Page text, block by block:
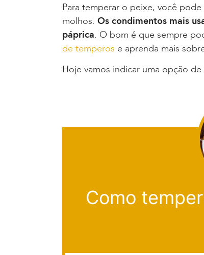
Para temperar o peixe, você
molhos. Os condimentos mais
páprica. O bom é que sempre
de temperos e aprenda mais
Hoje vamos indicar uma opção
Como